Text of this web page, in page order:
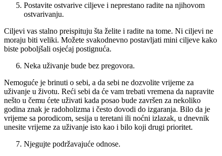
Postavite ostvarive ciljeve i neprestano radite na njihovom
ostvarivanju.
Ciljevi vas stalno preispituju šta želite i radite na tome. Ni ciljevi ne
moraju biti veliki. Možete svakodnevno postavljati mini ciljeve kako
biste poboljšali osjećaj postignuća.
Neka uživanje bude bez pregovora.
Nemoguće je brinuti o sebi, a da sebi ne dozvolite vrijeme za
uživanje u životu. Reći sebi da će vam trebati vremena da napravite
nešto u čemu ćete uživati kada posao bude završen za nekoliko
godina znak je radoholizma i često dovodi do izgaranja. Bilo da je
vrijeme sa porodicom, sesija u teretani ili noćni izlazak, u dnevnik
unesite vrijeme za uživanje isto kao i bilo koji drugi prioritet.
Njegujte podržavajuće odnose.